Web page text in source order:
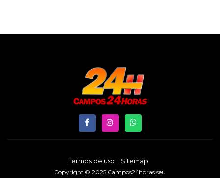
Termos de uso Sitemap
Copyright © 2025 Campos24horas seu